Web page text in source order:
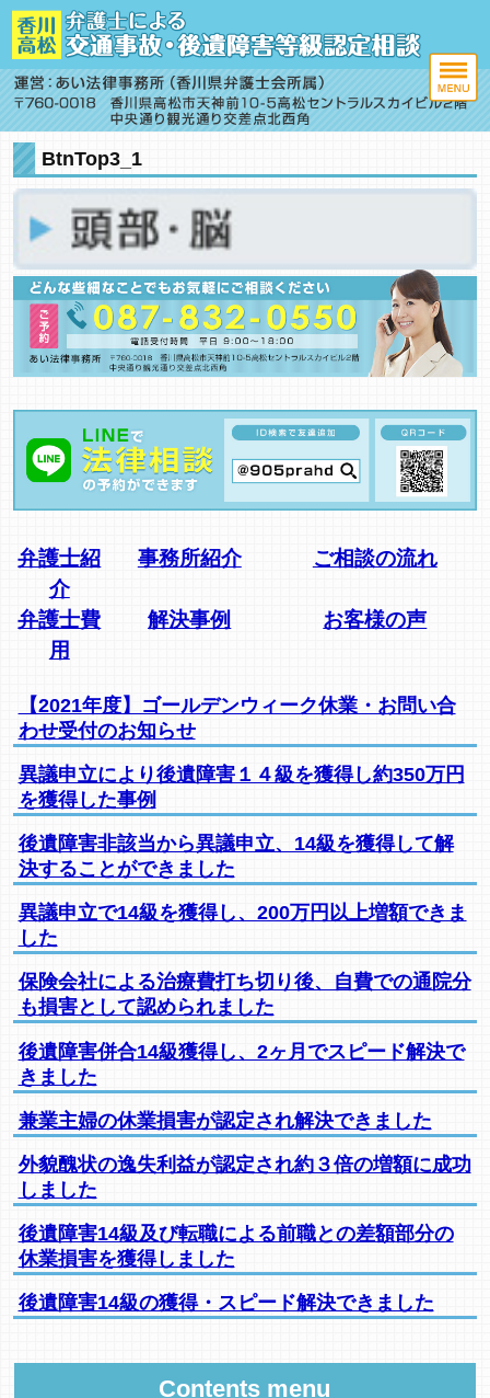
BtnTop3_1
弁護士紹
介
事務所紹介 ご相談の流れ
弁護士費
用
解決事例 お客様の声
【2021年度】ゴールデンウィーク休業・お問い合
わせ受付のお知らせ
異議申立により後遺障害１４級を獲得し約350万円
を獲得した事例
後遺障害非該当から異議申立、14級を獲得して解
決することができました
異議申立で14級を獲得し、200万円以上増額できま
した
保険会社による治療費打ち切り後、自費での通院分
も損害として認められました
後遺障害併合14級獲得し、2ヶ月でスピード解決で
きました
兼業主婦の休業損害が認定され解決できました
外貌醜状の逸失利益が認定され約３倍の増額に成功
しました
後遺障害14級及び転職による前職との差額部分の
休業損害を獲得しました
後遺障害14級の獲得・スピード解決できました
Contents menu